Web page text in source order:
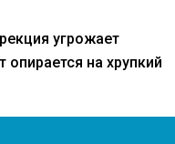
угрожает
на хрупкий